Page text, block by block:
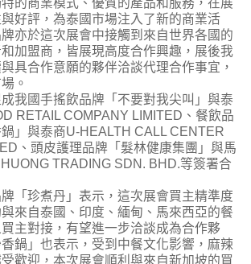
好評，為泰國市場注入了新的商業活
亦於這次展會中接觸到來自世界各國的
加盟商，皆展現高度合作興趣，展後我
具合作意願的夥伴洽談代理合作事宜，
。
我國手搖飲品牌「不要對我尖叫」與泰
RETAIL COMPANY LIMITED、餐飲品
」與泰商U-HEALTH CALL CENTER
、頭皮護理品牌「髮林健康集團」與馬
TRADING SDN. BHD.等簽署合
「珍煮丹」表示，這次展會買主精準度
來自泰國、印度、緬甸、馬來西亞的餐
主對接，有望進一步洽談成為合作夥
鍋」也表示，受到中餐文化影響，麻辣
歡迎，本次展會順利與來自新加坡的買